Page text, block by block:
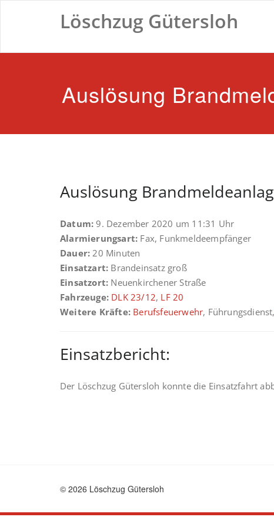
Löschzug Gütersloh
Auslösung
Auslösung
Datum: 9. Dezember 2020 um 11:31 Uhr
Alarmierungsart: Fax, Funkmeldeempfänger
Dauer: 20 Minuten
Einsatzart: Brandeinsatz groß
Einsatzort: Neuenkirchener Straße
Fahrzeuge: DLK 23/12, LF 20
Weitere Kräfte: Berufsfeuerwehr, Führungsdienst,
Einsatzbericht:
Der Löschzug Gütersloh konnte die Einsatzfahrt
© 2026 Löschzug Gütersloh